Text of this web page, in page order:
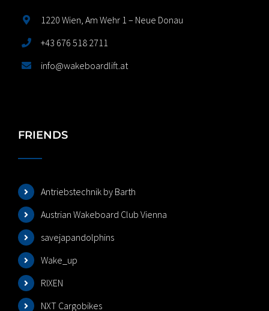
1220 Wien, Am Wehr 1 – Neue Donau
+43 676 518 2711
info@wakeboardlift.at
FRIENDS
Antriebstechnik by Barth
Austrian Wakeboard Club Vienna
savejapandolphins
Wake_up
RIXEN
NXT Cargobikes